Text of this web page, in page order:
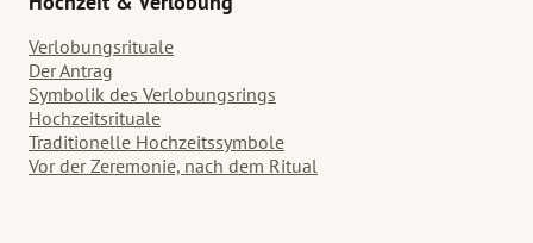
Verlobungsrituale
Der Antrag
Symbolik des Verlobungsrings
Hochzeitsrituale
Traditionelle Hochzeitssymbole
Vor der Zeremonie, nach dem Ritual